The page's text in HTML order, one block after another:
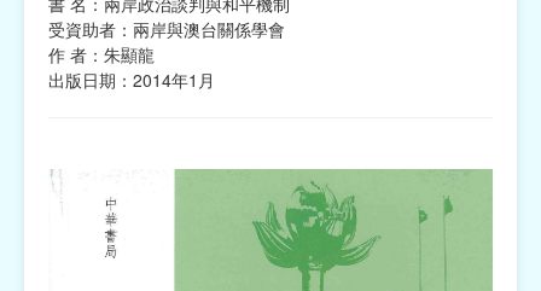
受資助者：兩岸與澳台關係學會
作 者：朱顯龍
出版日期：2014年1月